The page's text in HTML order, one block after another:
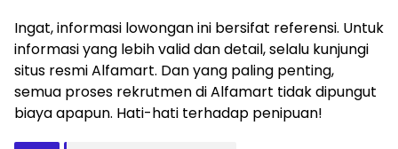
Ingat, informasi lowongan ini bersifat referensi. Untuk
informasi yang lebih valid dan detail, selalu kunjungi
situs resmi Alfamart. Dan yang paling penting,
semua proses rekrutmen di Alfamart tidak dipungut
biaya apapun. Hati-hati terhadap penipuan!